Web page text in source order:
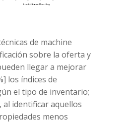
de machine
sobre la oferta y
llegar a mejorar
los índices de
el tipo de inventario;
al identificar aquellos
menos